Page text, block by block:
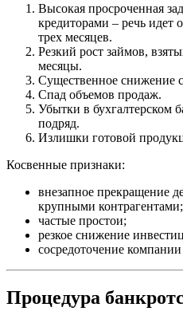
Высокая просроченная
кредиторами – речь идет
трех месяцев.
Резкий рост займов,
месяцы.
Существенное снижение
Спад объемов продаж.
Убытки в бухгалтерском
подряд.
Излишки готовой
Косвенные признаки:
внезапное прекращение
крупными контрагентами;
частые простои;
резкое снижение
сосредоточение
Процедура